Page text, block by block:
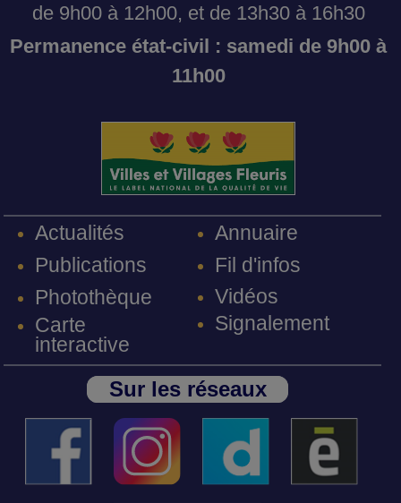
de 9h00 à 12h00, et de 13h30 à 16h30
Permanence état-civil : samedi de 9h00 à
11h00
Actualités
Publications
Photothèque
Carte
interactive
Annuaire
Fil d'infos
Vidéos
Signalement
Sur les réseaux